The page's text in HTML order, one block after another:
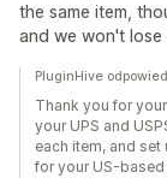
the same item,
and we won't
PluginHive
Thank you for
your UPS and
each item, and
for your US-